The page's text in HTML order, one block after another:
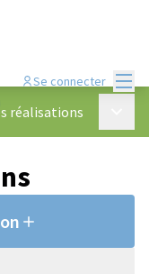
Se connecter
réalisations